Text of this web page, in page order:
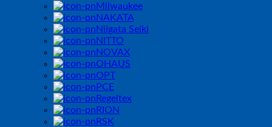
Milwaukee
NAKATA
Niigata Seiki
NITTO
NOVAX
OHAUS
OPT
PCE
Regeltex
RION
RSK